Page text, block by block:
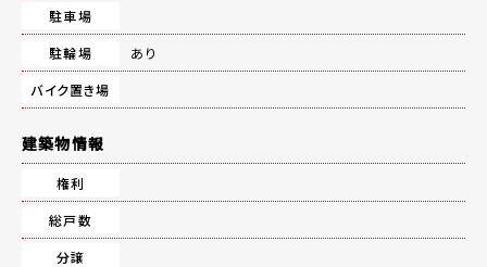
駐車場
駐輪場
あり
バイク置き場
建築物情報
権利
総戸数
分譲